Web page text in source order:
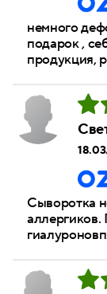
немного
подарок ,
продукция,
Сыворотка